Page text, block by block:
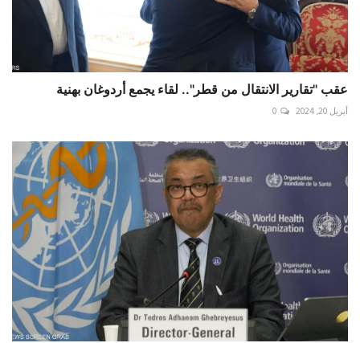
عقب "تقارير الانتقال من قطر".. لقاء يجمع أردوغان بهنية
أبريل 20, 2024 0